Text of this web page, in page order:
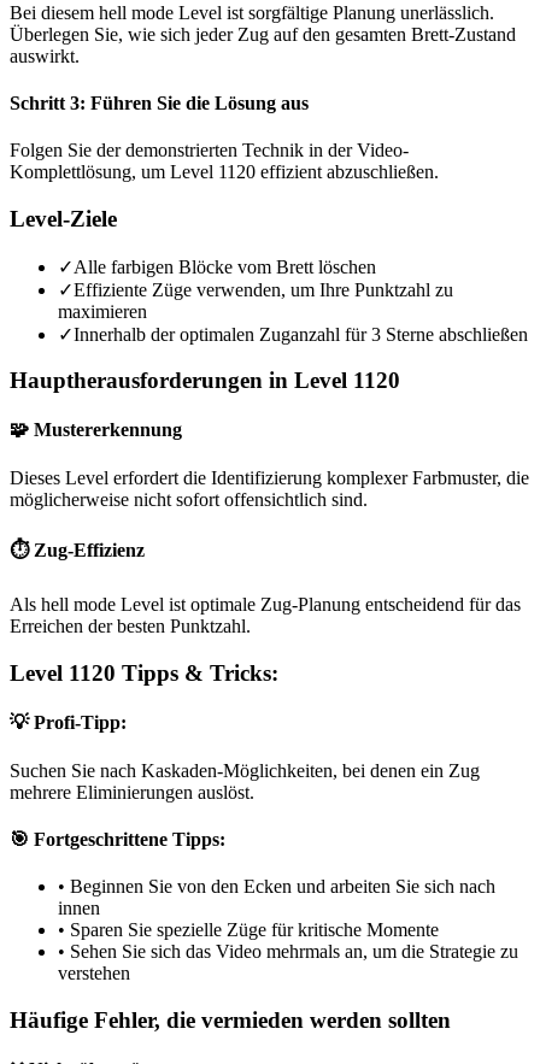
Bei diesem hell mode Level ist sorgfältige Planung unerlässlich.
Überlegen Sie, wie sich jeder Zug auf den gesamten Brett-Zustand
auswirkt.
Schritt 3: Führen Sie die Lösung aus
Folgen Sie der demonstrierten Technik in der Video-
Komplettlösung, um Level 1120 effizient abzuschließen.
Level-Ziele
✓Alle farbigen Blöcke vom Brett löschen
✓Effiziente Züge verwenden, um Ihre Punktzahl zu
maximieren
✓Innerhalb der optimalen Zuganzahl für 3 Sterne abschließen
Hauptherausforderungen in Level 1120
🧩 Mustererkennung
Dieses Level erfordert die Identifizierung komplexer Farbmuster, die
möglicherweise nicht sofort offensichtlich sind.
⏱️ Zug-Effizienz
Als hell mode Level ist optimale Zug-Planung entscheidend für das
Erreichen der besten Punktzahl.
Level 1120 Tipps & Tricks:
💡 Profi-Tipp:
Suchen Sie nach Kaskaden-Möglichkeiten, bei denen ein Zug
mehrere Eliminierungen auslöst.
🎯 Fortgeschrittene Tipps:
• Beginnen Sie von den Ecken und arbeiten Sie sich nach
innen
• Sparen Sie spezielle Züge für kritische Momente
• Sehen Sie sich das Video mehrmals an, um die Strategie zu
verstehen
Häufige Fehler, die vermieden werden sollten